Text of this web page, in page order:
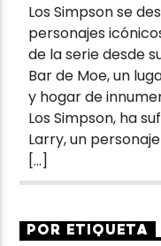
Los Simpson se
personajes
de la serie desde
Bar de Moe, un
y hogar de
Los Simpson, ha
Larry, un
[…]
POR ETIQUETA